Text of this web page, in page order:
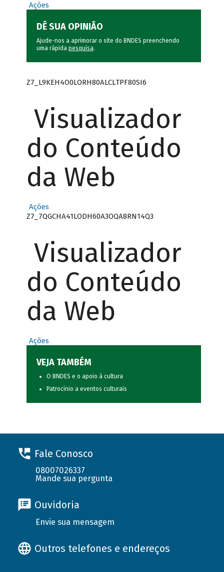
Ações
DÊ SUA OPINIÃO
Ajude-nos a aprimorar o site do BNDES preenchendo
uma rápida pesquisa.
Z7_L9KEH4O0LORH80ALCLTPF80SI6
Visualizador
do Conteúdo
da Web
Ações
Z7_7QGCHA41LODH60A3OQA8RN14Q3
Visualizador
do Conteúdo
da Web
Ações
VEJA TAMBÉM
O BNDES e o apoio à cultura
Patrocínio a eventos culturais
Fale Conosco
08007026337
Mande sua pergunta
Ouvidoria
Envie sua mensagem
Outros telefones e endereços